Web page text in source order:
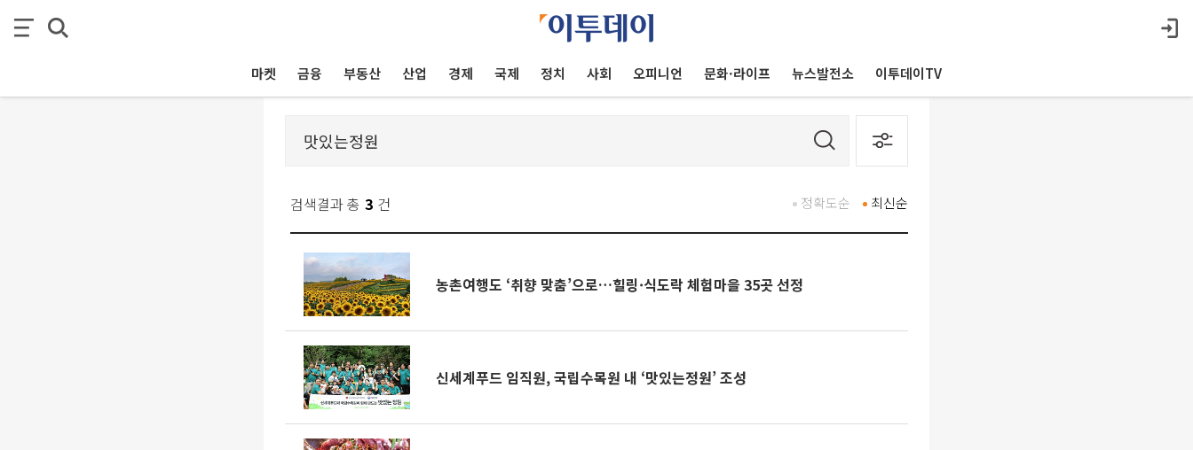
마켓 금융 부동산 산업 경제 국제 정치 사회 오피니언 문화·라이프 뉴스발전소 이투데이TV
검색결과 총 3 건 최신순
정확도순
농촌여행도 ‘취향 맞춤’으로…힐링·식도락 체험마을 35곳 선정
신세계푸드 임직원, 국립수목원 내 ‘맛있는정원’ 조성